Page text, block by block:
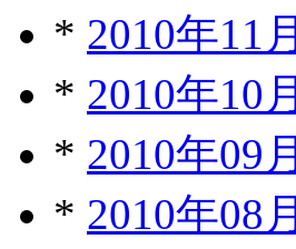
* 2010年11月
* 2010年10月
* 2010年09月
* 2010年08月